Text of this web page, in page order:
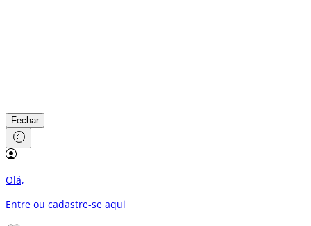
Fechar
Olá,
Entre ou cadastre-se aqui